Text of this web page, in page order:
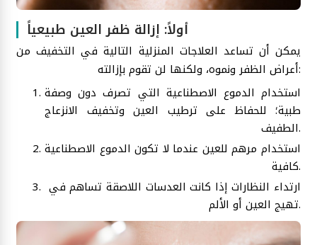
أولاً: إزالة ظفر العين طبيعياً
يمكن أن تساعد العلاجات المنزلية التالية في التخفيف من
أعراض الظفر ونموه، ولكنها لن تقوم بإزالته:
استخدام الدموع الاصطناعية التي تصرف دون وصفة
طبية؛ للحفاظ على ترطيب العين وتخفيف الانزعاج
الطفيف.
استخدام مرهم للعين عندما لا تكون الدموع الاصطناعية
كافية.
تهيج العين أو الألم.